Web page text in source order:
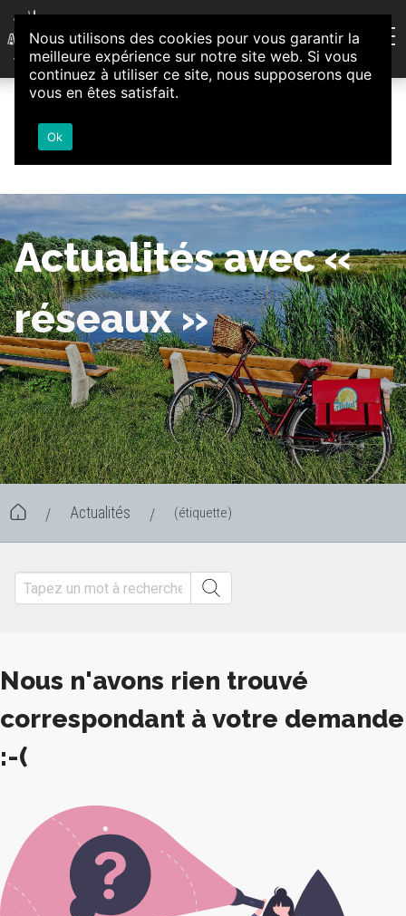
Aller au contenu
Association d'Animation et d'Initiatives Citoyennes
Loire-Authion
Actualités avec «
réseaux »
/ Actualités / (étiquette)
Nous n'avons rien trouvé
correspondant à votre demande
:-(
Nous utilisons des cookies pour vous garantir la
meilleure expérience sur notre site web. Si vous
continuez à utiliser ce site, nous supposerons que
vous en êtes satisfait.
Ok